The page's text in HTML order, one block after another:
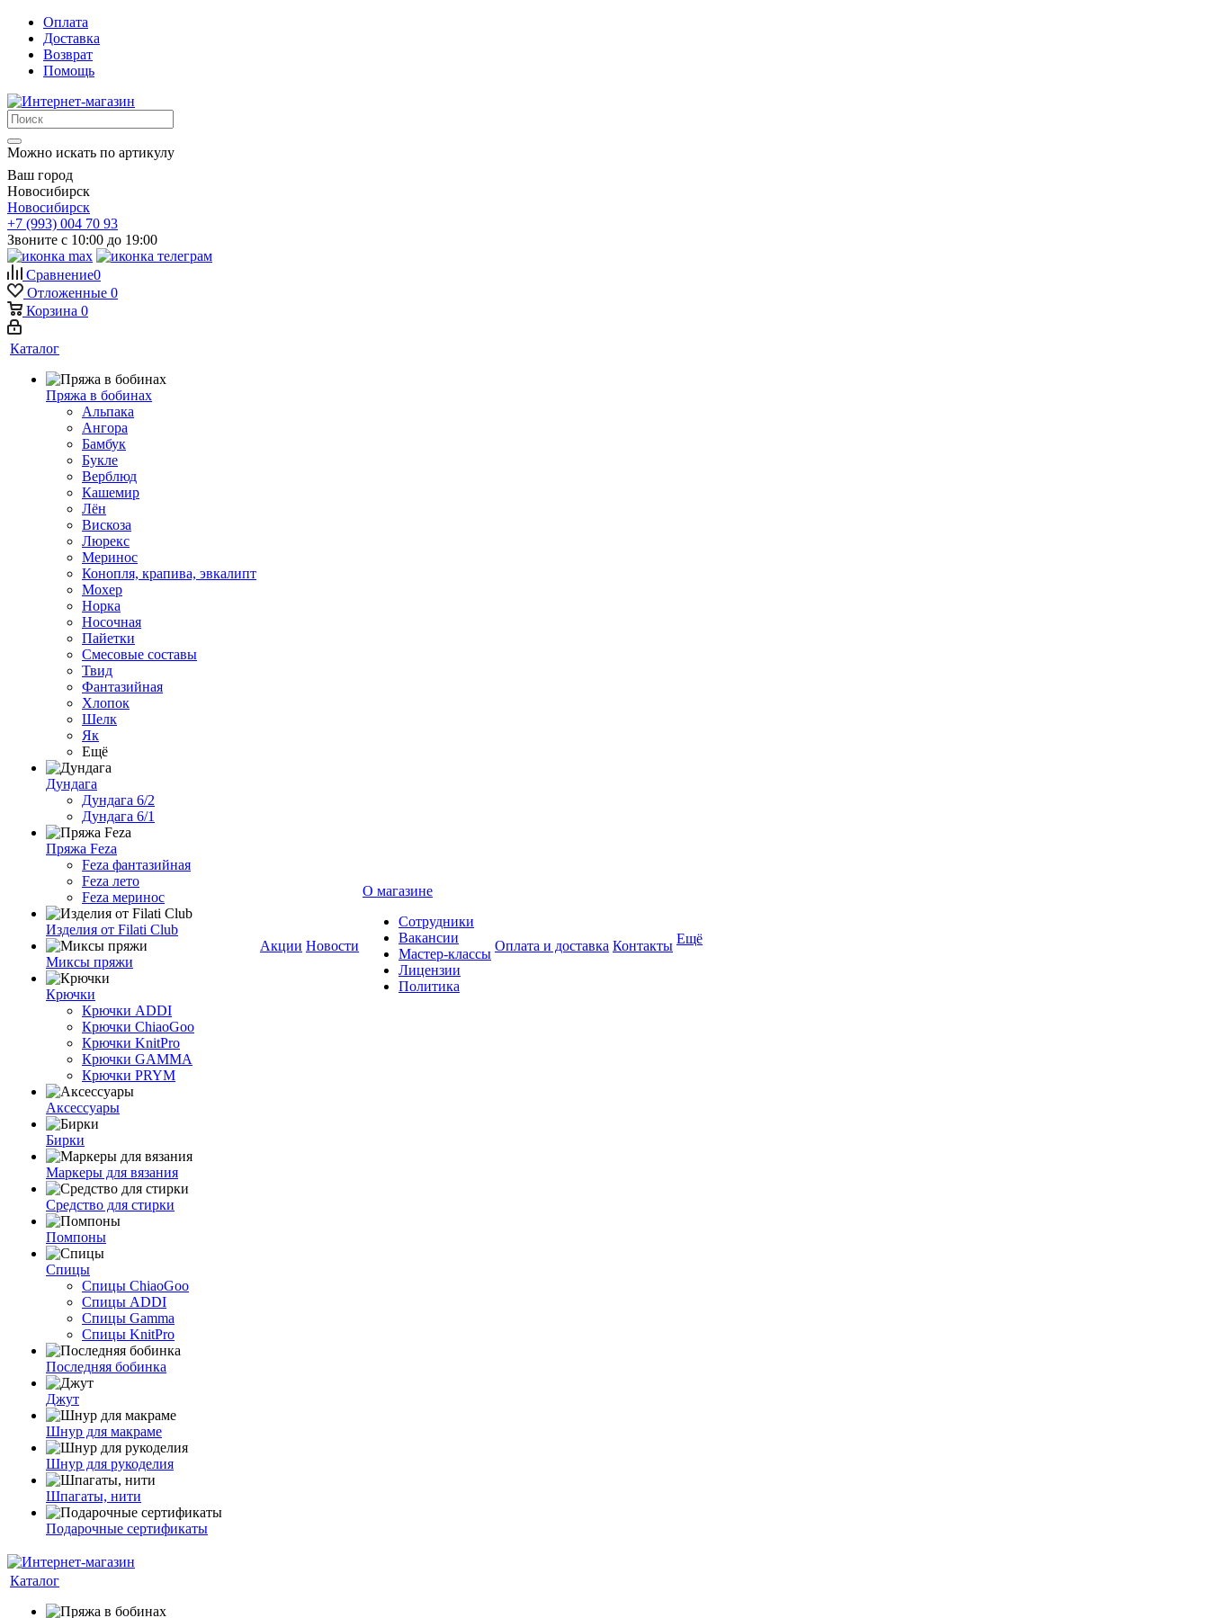
Оплата
Доставка
Возврат
Помощь
Можно искать по артикулу
Ваш город
Новосибирск
Новосибирск
+7 (993) 004 70 93
Звоните с 10:00 до 19:00
Сравнение0
Отложенные 0
Корзина 0
Каталог
Пряжа в бобинах
Альпака
Ангора
Бамбук
Букле
Верблюд
Кашемир
Лён
Вискоза
Люрекс
Меринос
Конопля, крапива, эвкалипт
Мохер
Норка
Носочная
Пайетки
Смесовые составы
Твид
Фантазийная
Хлопок
Шелк
Як
Ещё
Дундага
Дундага 6/2
Дундага 6/1
Пряжа Feza
Feza фантазийная
Feza лето
Feza меринос
Изделия от Filati Club
Миксы пряжи
Крючки
Крючки ADDI
Крючки ChiaoGoo
Крючки KnitPro
Крючки GAMMA
Крючки PRYM
Аксессуары
Бирки
Маркеры для вязания
Средство для стирки
Помпоны
Спицы
Спицы ChiaoGoo
Спицы ADDI
Спицы Gamma
Спицы KnitPro
Последняя бобинка
Джут
Шнур для макраме
Шнур для рукоделия
Шпагаты, нити
Подарочные сертификаты
Акции Новости
О магазине
Сотрудники
Вакансии
Мастер-классы
Лицензии
Политика
Оплата и доставка Контакты Ещё
Каталог